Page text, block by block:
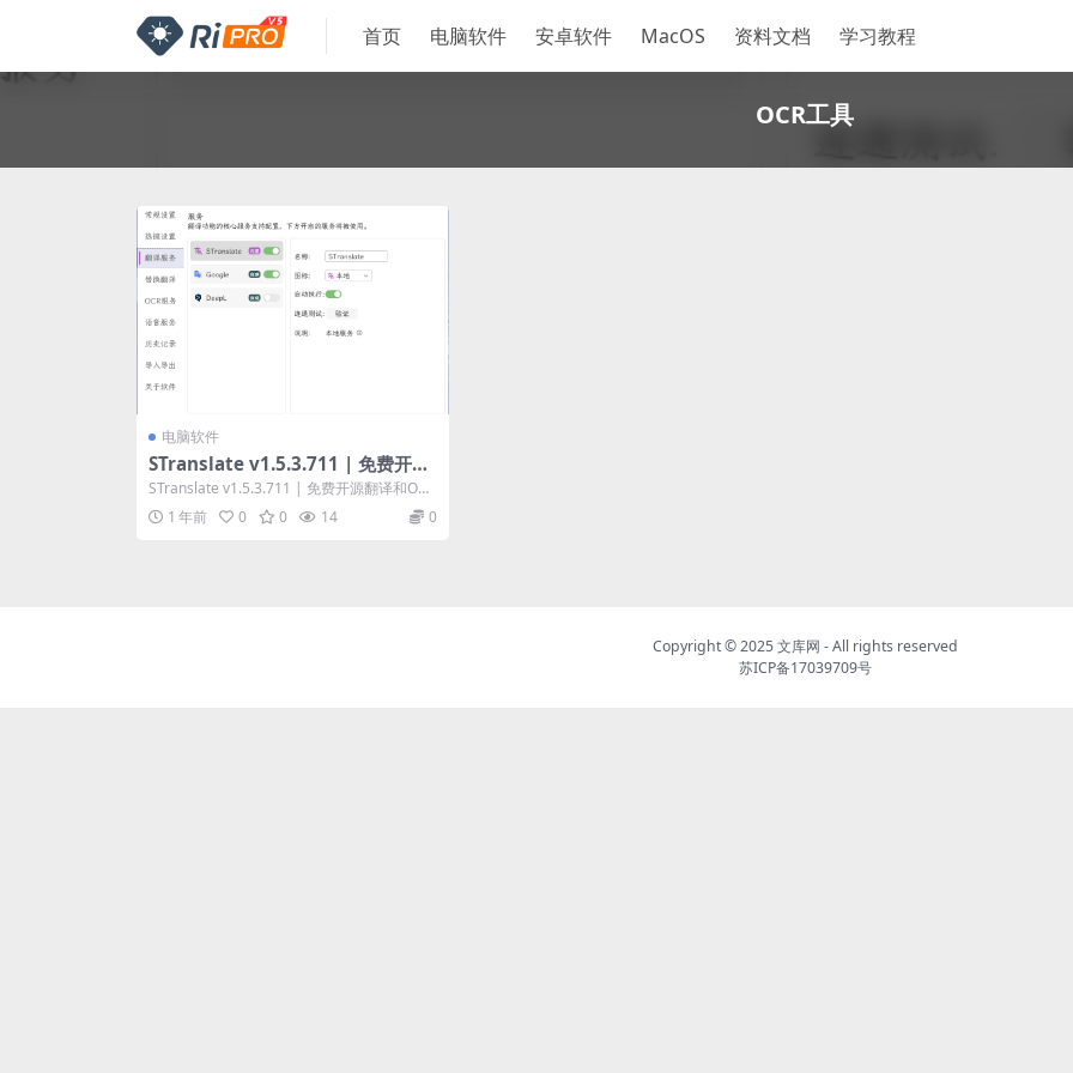
首页 电脑软件 安卓软件 MacOS 资料文档 学习教程
OCR工具
电脑软件
STranslate v1.5.3.711 | 免费开源
翻译和OCR工具
STranslate v1.5.3.711 | 免费开源翻译和OCR
工具 STr...
1 年前 0 0 14 0
Copyright © 2025文库网 - All rights reserved
苏ICP备17039709号